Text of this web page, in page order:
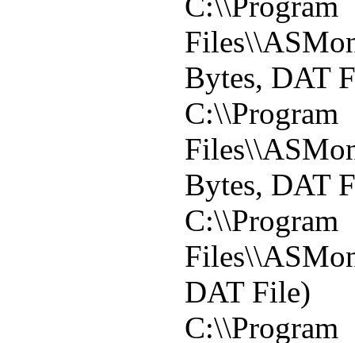
Bytes, DAT
C:\\Program
Bytes, DAT
C:\\Program
DAT File)
C:\\Program